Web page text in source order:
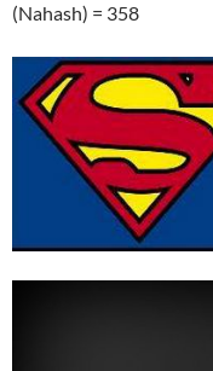
(Nahash) = 358